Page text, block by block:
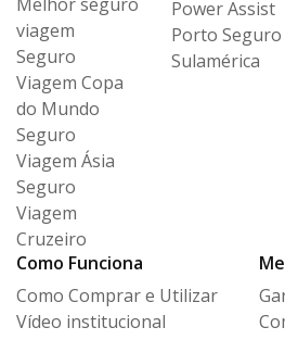
viagem
Seguro
Viagem Copa
do Mundo
Seguro
Viagem Ásia
Seguro
Viagem
Cruzeiro
Power Assist
Porto Seguro
Sulamérica
Como Funciona
Como Comprar e Utilizar
Vídeo institucional